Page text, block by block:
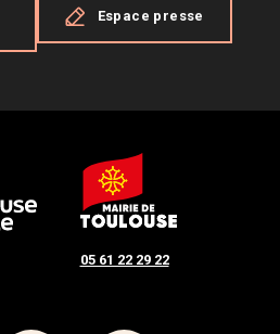
05 61 22 29 22
Espace presse